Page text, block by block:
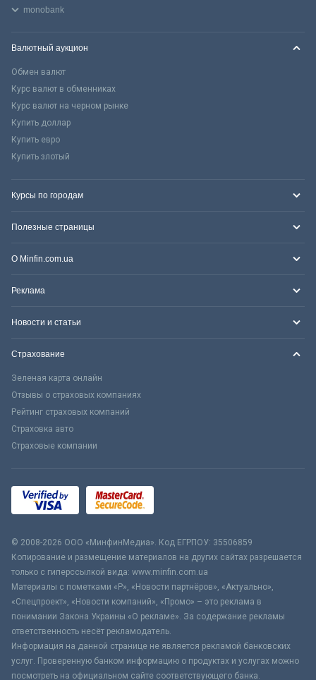
monobank
Валютный аукцион
Обмен валют
Курс валют в обменниках
Курс валют на черном рынке
Купить доллар
Купить евро
Купить злотый
Курсы по городам
Полезные страницы
О Minfin.com.ua
Реклама
Новости и статьи
Страхование
Зеленая карта онлайн
Отзывы о страховых компаниях
Рейтинг страховых компаний
Страховка авто
Страховые компании
© 2008-2026 ООО «МинфинМедиа». Код ЕГРПОУ: 35506859
Копирование и размещение материалов на других сайтах разрешается
только с гиперссылкой вида: www.minfin.com.ua
Материалы с пометками «Р», «Новости партнёров», «Актуально»,
«Спецпроект», «Новости компаний», «Промо» – это реклама в
понимании Закона Украины «О рекламе». За содержание рекламы
ответственность несёт рекламодатель.
Информация на данной странице не является рекламой банковских
услуг. Проверенную банком информацию о продуктах и услугах можно
посмотреть на официальном сайте соответствующего банка.